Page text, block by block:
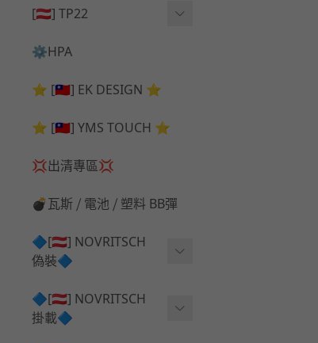
🔄 原廠 ⧸ 零件
🆙 升級 ⧸ 部件
[🇦🇹] TP22
🔄 原廠 ⧸ 零件
🆙 升級 ⧸ 部件
⚙️HPA
⭐ [🇹🇼] EK DESIGN ⭐
⭐ [🇹🇼] YMS TOUCH ⭐
💢出清專區💢
💣瓦斯 ⧸ 電池 ⧸ 塑料 BB彈
🔷[🇦🇹] NOVRITSCH
偽裝🔷
上衣夾克 ⧸ Jacket
兜帽 ⧸ Hood
🔷[🇦🇹] NOVRITSCH
掛載🔷